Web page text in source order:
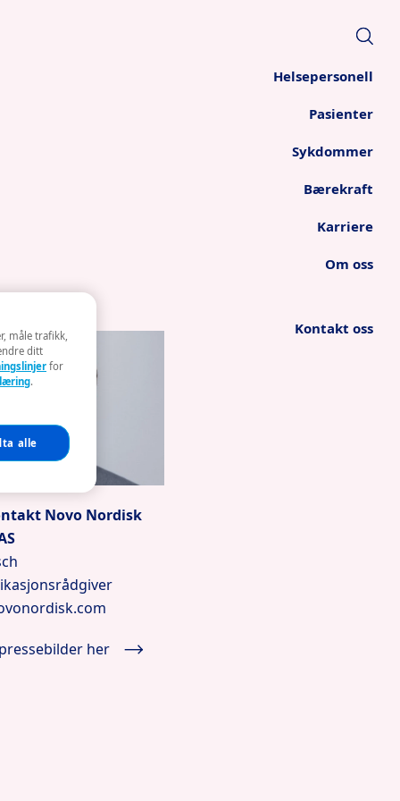
Helsepersonell
Pasienter
Sykdommer
Bærekraft
Karriere
Om oss
Kontakt oss
Novo Nordisk
her
måle trafikk,
ditt
for
.
alle